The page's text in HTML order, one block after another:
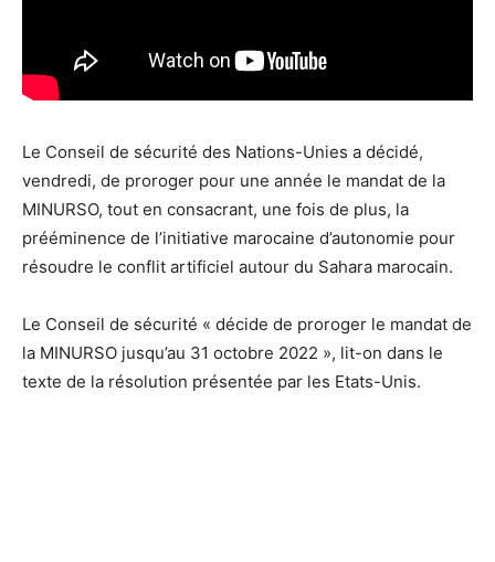
Le Conseil de sécurité des Nations-Unies a décidé,
vendredi, de proroger pour une année le mandat de la
MINURSO, tout en consacrant, une fois de plus, la
prééminence de l’initiative marocaine d’autonomie pour
résoudre le conflit artificiel autour du Sahara marocain.
Le Conseil de sécurité « décide de proroger le mandat de
la MINURSO jusqu’au 31 octobre 2022 », lit-on dans le
texte de la résolution présentée par les Etats-Unis.